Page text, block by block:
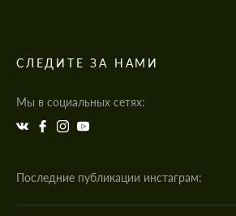
СЛЕДИТЕ ЗА НАМИ
Мы в социальных сетях:
Последние публикации инстаграм: